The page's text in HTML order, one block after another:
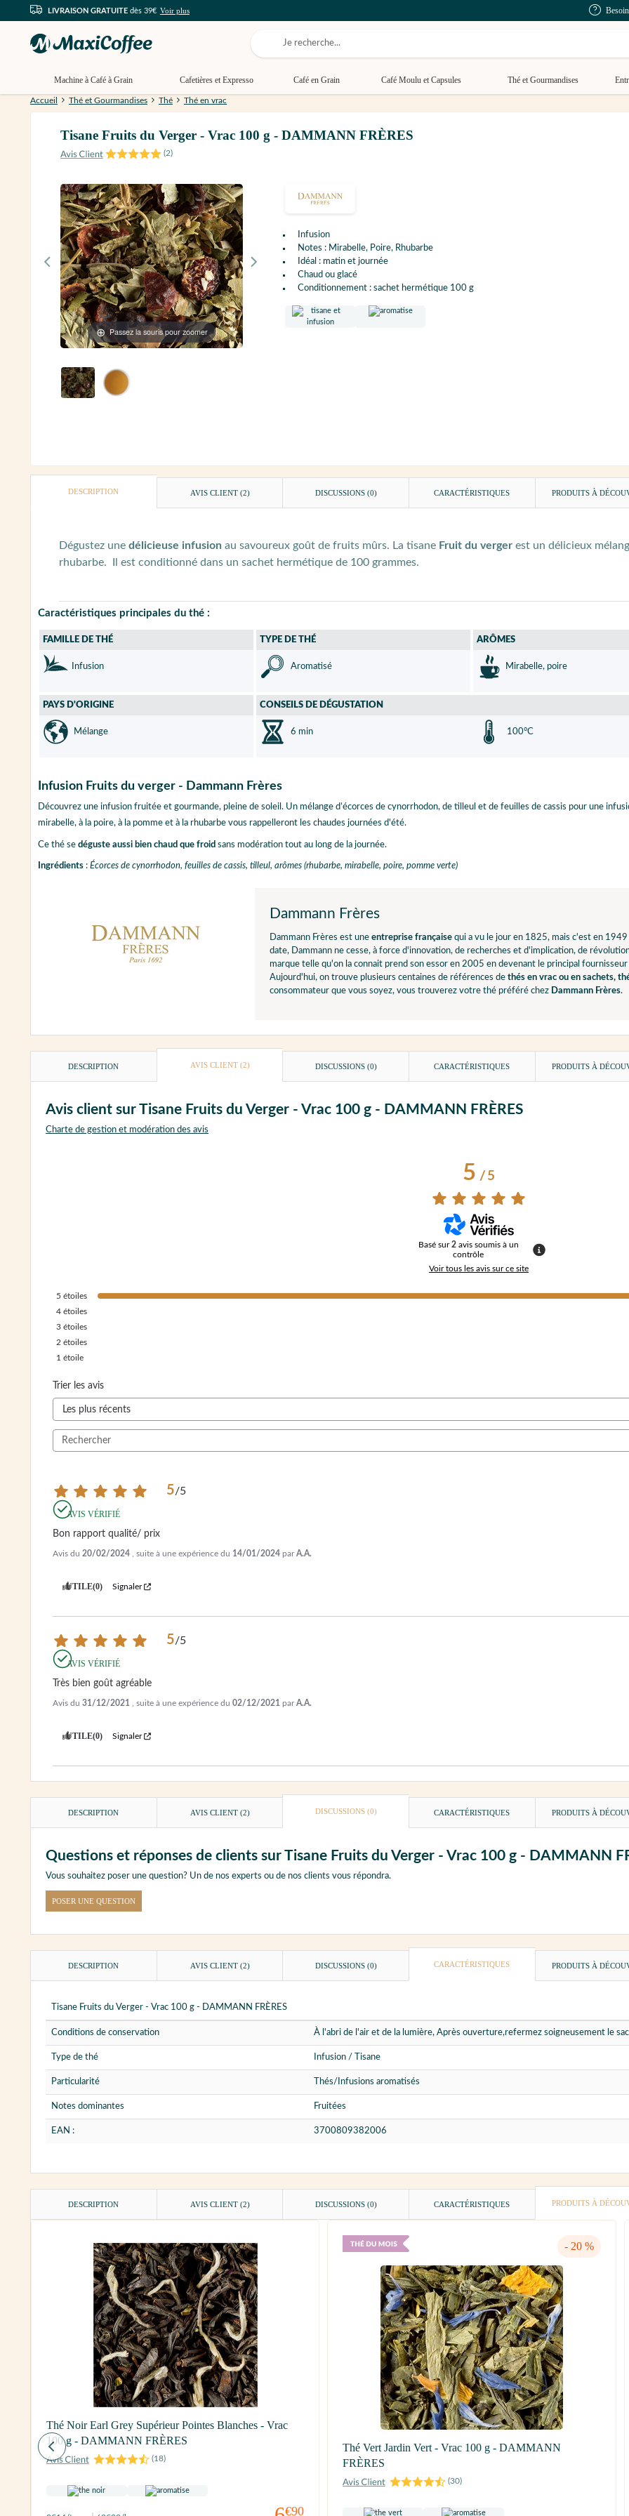
LIVRAISON GRATUITE dès 39€ Voir plus
Machine à Café à Grain Cafetières et Expresso Café en Grain Café Moulu et Capsules Thé et Gourmandises
Accueil Thé et Gourmandises Thé Thé en vrac
Tisane Fruits du Verger - Vrac 100 g - DAMMANN FRÈRES
(2)
Passez la souris pour zoomer
Infusion
Notes : Mirabelle, Poire, Rhubarbe
Idéal : matin et journée
Chaud ou glacé
Conditionnement : sachet hermétique 100 g
DESCRIPTION AVIS CLIENT (2) DISCUSSIONS (0) CARACTÉRISTIQUES PRODUITS À
Dégustez une délicieuse infusion au savoureux goût de fruits mûrs. La tisane Fruit du verger est un délicieux
rhubarbe. Il est conditionné dans un sachet hermétique de 100 grammes.
Caractéristiques principales du thé :
FAMILLE DE THÉ
Infusion
TYPE DE THÉ
Aromatisé
ARÔMES
Mirabelle, poire
PAYS D'ORIGINE
Mélange
CONSEILS DE DÉGUSTATION
6 min 100°C
Infusion Fruits du verger - Dammann Frères
Découvrez une infusion fruitée et gourmande, pleine de soleil. Un mélange d’écorces de cynorrhodon, de tilleul et de feuilles de cassis pour une
mirabelle, à la poire, à la pomme et à la rhubarbe vous rappelleront les chaudes journées d'été.
Ce thé se déguste aussi bien chaud que froid sans modération tout au long de la journée.
Ingrédients : Écorces de cynorrhodon, feuilles de cassis, tilleul, arômes (rhubarbe, mirabelle, poire, pomme verte)
Dammann Frères
Dammann Frères est une entreprise française qui a vu le jour en 1825, mais c'est en
date, Dammann ne cesse, à force d'innovation, de recherches et d'implication, de
marque telle qu'on la connait prend son essor en 2005 en devenant le principal
Aujourd'hui, on trouve plusieurs centaines de références de thés en vrac ou en sachets,
consommateur que vous soyez, vous trouverez votre thé préféré chez Dammann Frères.
DESCRIPTION AVIS CLIENT (2) DISCUSSIONS (0) CARACTÉRISTIQUES PRODUITS À
Avis client sur Tisane Fruits du Verger - Vrac 100 g - DAMMANN FRÈRES
Charte de gestion et modération des avis
5/ 5
Basé sur2 avis soumis à un
contrôle
Voir tous les avis sur ce site
5 étoiles
4 étoiles
3 étoiles
2 étoiles
1 étoile
Trier les avis
5/5
AVIS VÉRIFIÉ
Bon rapport qualité/ prix
Avis du 20/02/2024 , suite à une expérience du 14/01/2024 parA.A.
UTILE(0) Signaler
5/5
AVIS VÉRIFIÉ
Très bien goût agréable
Avis du 31/12/2021 , suite à une expérience du 02/12/2021 parA.A.
UTILE(0) Signaler
DESCRIPTION AVIS CLIENT (2) DISCUSSIONS (0) CARACTÉRISTIQUES PRODUITS À
Questions et réponses de clients sur Tisane Fruits du Verger - Vrac 100 g - DAMMANN
Vous souhaitez poser une question? Un de nos experts ou de nos clients vous répondra.
POSER UNE QUESTION
DESCRIPTION AVIS CLIENT (2) DISCUSSIONS (0) CARACTÉRISTIQUES PRODUITS À
Tisane Fruits du Verger - Vrac 100 g - DAMMANN FRÈRES
Conditions de conservation À l'abri de l'air et de la lumière, Après ouverture,refermez soigneusement le
Type de thé Infusion / Tisane
Particularité Thés/Infusions aromatisés
Notes dominantes Fruitées
EAN : 3700809382006
DESCRIPTION AVIS CLIENT (2) DISCUSSIONS (0) CARACTÉRISTIQUES PRODUITS À
Thé Noir Earl Grey Supérieur Pointes Blanches - Vrac
100 g - DAMMANN FRÈRES
(18)
€90
- 20 %
Thé Vert Jardin Vert - Vrac 100 g - DAMMANN
FRÈRES
(30)